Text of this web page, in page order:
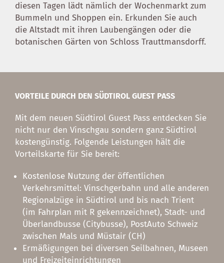
diesen Tagen lädt nämlich der Wochenmarkt zum
Bummeln und Shoppen ein. Erkunden Sie auch
die Altstadt mit ihren Laubengängen oder die
botanischen Gärten von Schloss Trauttmansdorff.
VORTEILE DURCH DEN SÜDTIROL GUEST PASS
Mit dem neuen Südtirol Guest Pass entdecken Sie
nicht nur den Vinschgau sondern ganz Südtirol
kostengünstig. Folgende Leistungen hält die
Vorteilskarte für Sie bereit:
Kostenlose Nutzung der öffentlichen
Verkehrsmittel: Vinschgerbahn und alle anderen
Regionalzüge in Südtirol und bis nach Trient
(im Fahrplan mit R gekennzeichnet), Stadt- und
Überlandbusse (Citybusse), PostAuto Schweiz
zwischen Mals und Müstair (CH)
Ermäßigungen bei diversen Seilbahnen, Museen
und Freizeiteinrichtungen